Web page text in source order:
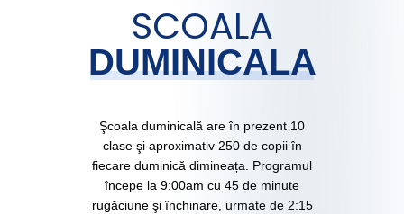
SCOALA
DUMINICALA
Şcoala duminicală are în prezent 10
clase şi aproximativ 250 de copii în
fiecare duminică dimineața. Programul
începe la 9:00am cu 45 de minute
rugăciune şi închinare, urmate de 2:15